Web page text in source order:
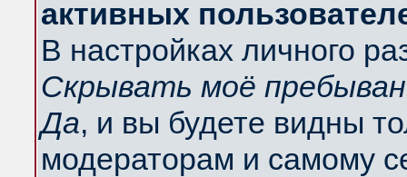
активных
В настройках личного
Скрывать моё
Да, и вы будете видны
модераторам и самому